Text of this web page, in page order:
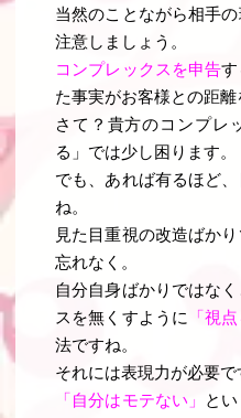
当然のことながら相手
注意しましょう。
コンプレックスを申告
た事実がお客様との距離
さて？貴方のコンプレ
る」では少し困ります。
でも、あれば有るほど
ね。
見た目重視の改造ばか
忘れなく。
自分自身ばかりではな
スを無くすように
「視
法ですね。
それには表現力が必要で
「自分はモテない」
と